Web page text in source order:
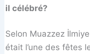
il célébré?
Selon Muazzez
était l’une des fêtes